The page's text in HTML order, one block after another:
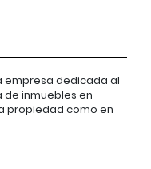
empresa dedicada al
inmuebles en
propiedad como en